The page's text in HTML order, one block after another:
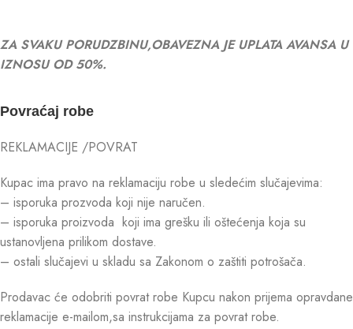
ZA SVAKU PORUDZBINU,OBAVEZNA JE UPLATA AVANSA U
IZNOSU OD 50%.
Povraćaj robe
REKLAMACIJE /POVRAT
Kupac ima pravo na reklamaciju robe u sledećim slučajevima:
– isporuka prozvoda koji nije naručen.
– isporuka proizvoda koji ima grešku ili oštećenja koja su
ustanovljena prilikom dostave.
– ostali slučajevi u skladu sa Zakonom o zaštiti potrošača.
Prodavac će odobriti povrat robe Kupcu nakon prijema opravdane
reklamacije e-mailom,sa instrukcijama za povrat robe.